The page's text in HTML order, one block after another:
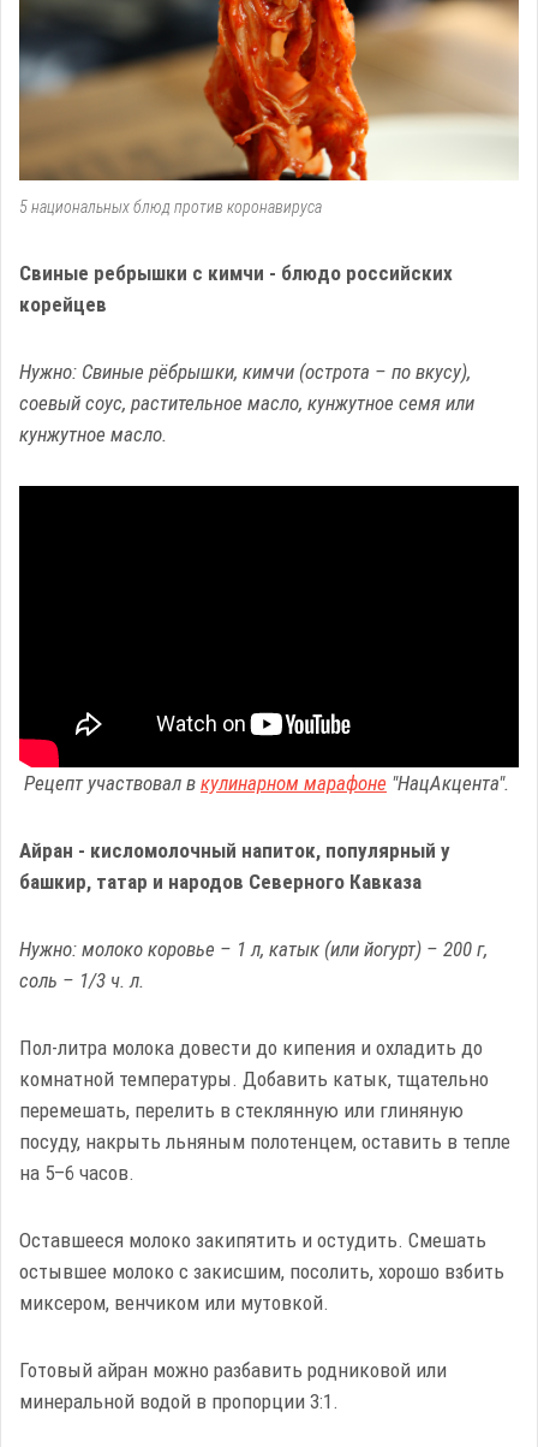
5 национальных блюд против коронавируса
Свиные ребрышки с кимчи - блюдо российских
корейцев
Нужно: Свиные рёбрышки, кимчи (острота – по вкусу),
соевый соус, растительное масло, кунжутное семя или
кунжутное масло.
Рецепт участвовал в кулинарном марафоне "НацАкцента".
Айран - кисломолочный напиток, популярный у
башкир, татар и народов Северного Кавказа
Нужно: молоко коровье – 1 л, катык (или йогурт) – 200 г,
соль – 1/3 ч. л.
Пол-литра молока довести до кипения и охладить до
комнатной температуры. Добавить катык, тщательно
перемешать, перелить в стеклянную или глиняную
посуду, накрыть льняным полотенцем, оставить в тепле
на 5–6 часов.
Оставшееся молоко закипятить и остудить. Смешать
остывшее молоко с закисшим, посолить, хорошо взбить
миксером, венчиком или мутовкой.
Готовый айран можно разбавить родниковой или
минеральной водой в пропорции 3:1.